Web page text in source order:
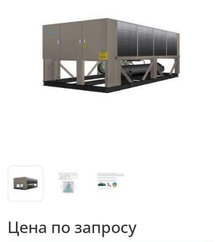
Цена по запросу